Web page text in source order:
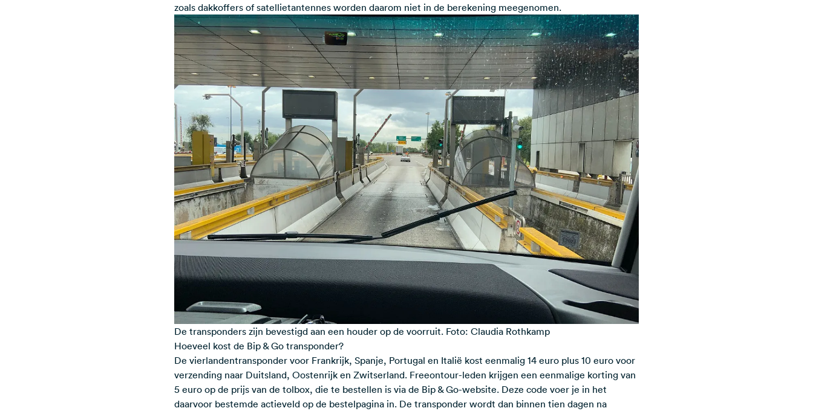
zoals dakkoffers of satellietantennes worden daarom niet in de berekening meegenomen.
De transponders zijn bevestigd aan een houder op de voorruit. Foto: Claudia Rothkamp
Hoeveel kost de Bip & Go transponder?
De vierlandentransponder voor Frankrijk, Spanje, Portugal en Italië kost eenmalig 14 euro plus 10 euro voor
verzending naar Duitsland, Oostenrijk en Zwitserland. Freeontour-leden krijgen een eenmalige korting van
5 euro op de prijs van de tolbox, die te bestellen is via de Bip & Go-website. Deze code voer je in het
daarvoor bestemde actieveld op de bestelpagina in. De transponder wordt dan binnen tien dagen na